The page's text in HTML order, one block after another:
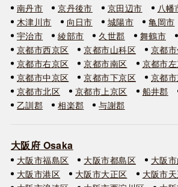
南丹市 京丹後市 京田辺市 八幡
木津川市
向日市 城陽市 亀岡市
宇治市
綾部市 久世郡 舞鶴市
京都市西京区
京都市山科区
京都
京都市右京区
京都市南区
京都市
京都市中京区
京都市下京区
京都
京都市北区
京都市上京区 船井郡
乙訓郡
相楽郡 与謝郡
大阪府 Osaka
大阪市福島区 大阪市都島区
大阪
大阪市港区
大阪市大正区
大阪市